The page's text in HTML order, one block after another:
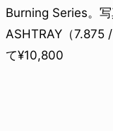
Burning Series。写
ASHTRAY（7.875
て¥10,800